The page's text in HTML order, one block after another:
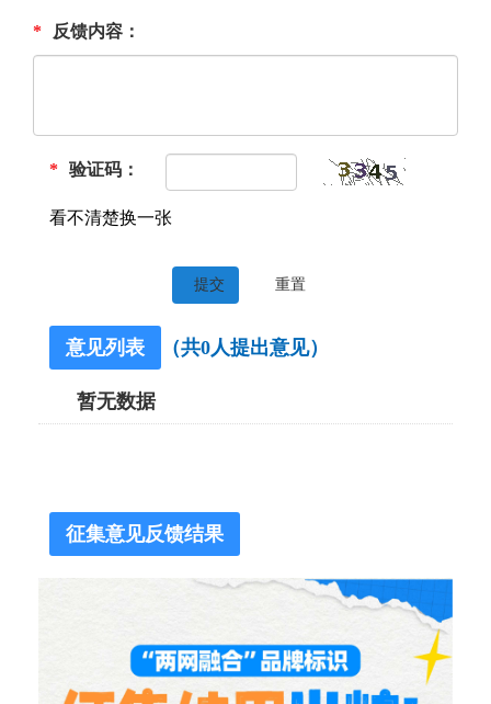
* 反馈内容：
* 验证码：
看不清楚换一张
提交 重置
意见列表 （共0人提出意见）
暂无数据
征集意见反馈结果